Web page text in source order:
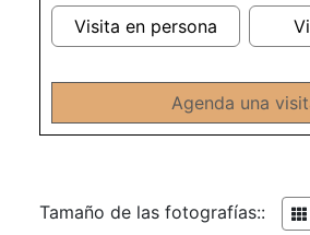
Visita en persona
Agenda una
Tamaño de las fotografías::